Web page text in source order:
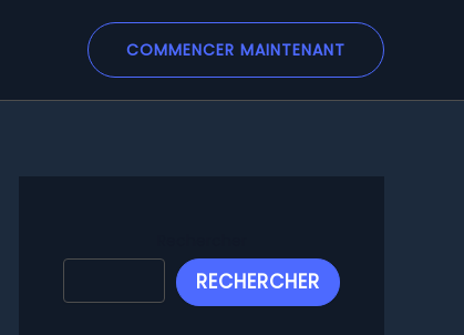
COMMENCER MAINTENANT
RECHERCHER